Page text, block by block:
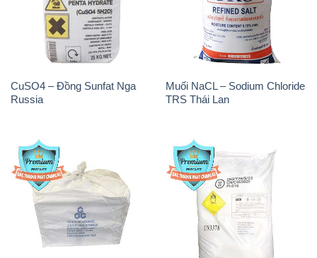
CuSO4 – Đồng Sunfat Nga
Russia
Muối NaCL – Sodium Chloride
TRS Thái Lan